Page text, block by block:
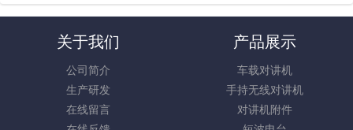
关于我们
公司简介
生产研发
在线留言
产品展示
车载对讲机
手持无线对讲机
对讲机附件